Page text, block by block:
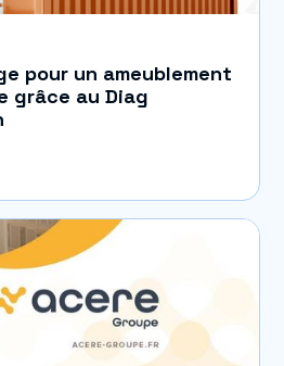
pour un ameublement
grâce au Diag